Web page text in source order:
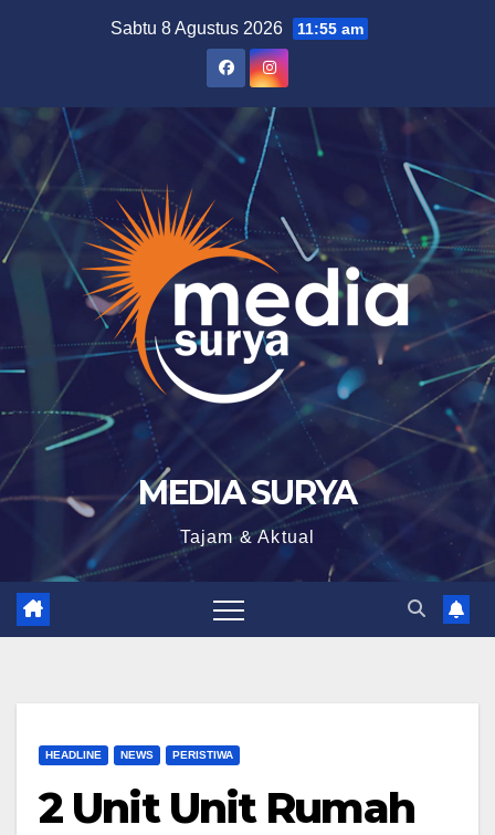
Sabtu 8 Agustus 2026 11:55 am
MEDIA SURYA
Tajam & Aktual
HEADLINE NEWS PERISTIWA
2 Unit Unit Rumah